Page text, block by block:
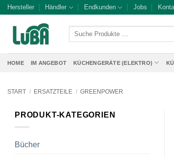
Zum
springen
Hersteller Händler Endkunden Jobs
Suche
HOME IM ANGEBOT KÜCHENGERÄTE (ELEKTRO)
START / ERSATZTEILE / GREENPOWER
PRODUKT-KATEGORIEN
Bücher